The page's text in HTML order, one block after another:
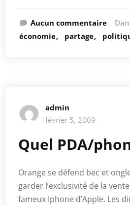
Aucun commentaire
économie
partage
admin
février 5, 2009
Quel PDA/
Orange se défend bec et
garder l’exclusivité de la
fameux Iphone d’Apple. Les